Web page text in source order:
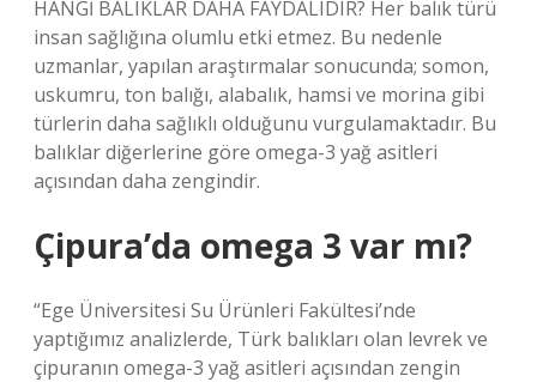
HANGİ BALIKLAR DAHA FAYDALIDIR? Her balık türü
insan sağlığına olumlu etki etmez. Bu nedenle
uzmanlar, yapılan araştırmalar sonucunda; somon,
uskumru, ton balığı, alabalık, hamsi ve morina gibi
türlerin daha sağlıklı olduğunu vurgulamaktadır. Bu
balıklar diğerlerine göre omega-3 yağ asitleri
açısından daha zengindir.
Çipura’da omega 3 var mı?
“Ege Üniversitesi Su Ürünleri Fakültesi’nde
yaptığımız analizlerde, Türk balıkları olan levrek ve
çipuranın omega-3 yağ asitleri açısından zengin